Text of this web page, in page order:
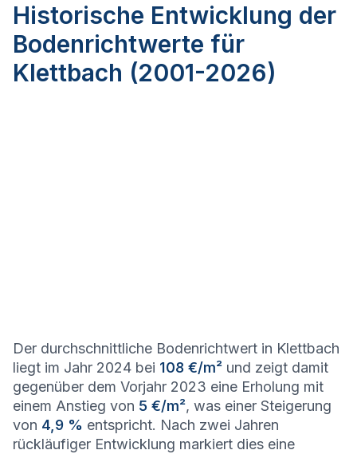
Historische Entwicklung der
Bodenrichtwerte für
Klettbach (2001-2026)
Der durchschnittliche Bodenrichtwert in Klettbach
liegt im Jahr 2024 bei 108 €/m² und zeigt damit
gegenüber dem Vorjahr 2023 eine Erholung mit
einem Anstieg von 5 €/m², was einer Steigerung
von 4,9 % entspricht. Nach zwei Jahren
rückläufiger Entwicklung markiert dies eine